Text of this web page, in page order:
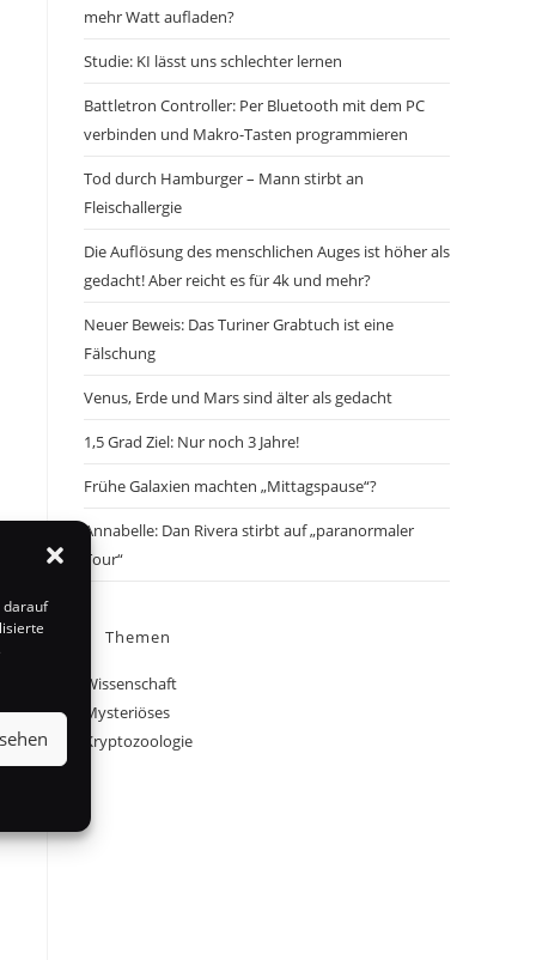
darauf
mehr Watt aufladen?
Studie: KI lässt uns schlechter lernen
Battletron Controller: Per Bluetooth mit dem PC
verbinden und Makro-Tasten programmieren
Tod durch Hamburger – Mann stirbt an
Fleischallergie
Die Auflösung des menschlichen Auges ist höher als
gedacht! Aber reicht es für 4k und mehr?
Neuer Beweis: Das Turiner Grabtuch ist eine
Fälschung
Venus, Erde und Mars sind älter als gedacht
1,5 Grad Ziel: Nur noch 3 Jahre!
Frühe Galaxien machten „Mittagspause“?
Annabelle: Dan Rivera stirbt auf „paranormaler
Tour“
Themen
Wissenschaft
Mysteriöses
Kryptozoologie